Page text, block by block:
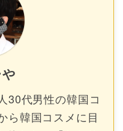
30代男性の韓国コ
ら韓国コスメに目